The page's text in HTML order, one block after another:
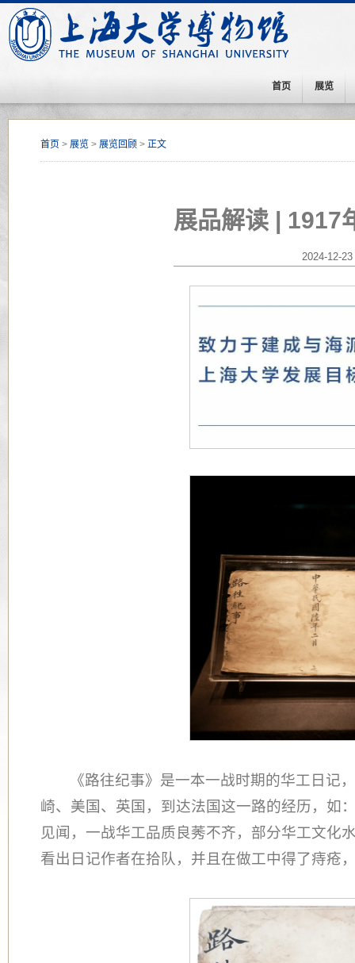
首页 展览
首页 > 展览 > 展览回顾 > 正文
展品解读 | 1917
2024-12-
《路往纪事》是一本一战时期的华工日记
崎、美国、英国，到达法国这一路的经历，如
见闻，一战华工品质良莠不齐，部分华工文化
看出日记作者在拾队，并且在做工中得了痔疮